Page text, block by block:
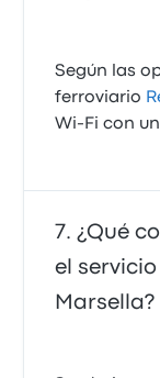
Según las
ferroviario
Wi-Fi con
¿Qué
el
Marsella?